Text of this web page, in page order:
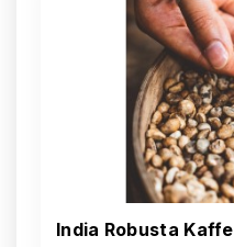
India Robusta